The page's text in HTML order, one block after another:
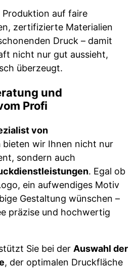
auf faire
zertifizierte Materialien
Druck – damit
nicht nur gut aussieht,
überzeugt.
und
Profi
von
bieten wir Ihnen nicht nur
sondern auch
. Egal ob
ein aufwendiges Motiv
Gestaltung wünschen –
präzise und hochwertig
Sie bei der Auswahl der
, der optimalen Druckfläche